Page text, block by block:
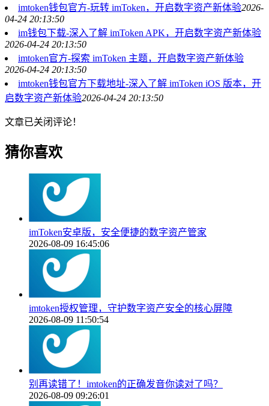
imtoken钱包官方-玩转 imToken，开启数字资产新体验2026-
04-24 20:13:50
im钱包下载-深入了解 imToken APK，开启数字资产新体验
2026-04-24 20:13:50
imtoken官方-探索 imToken 主题，开启数字资产新体验
2026-04-24 20:13:50
imtoken钱包官方下载地址-深入了解 imToken iOS 版本，开
启数字资产新体验2026-04-24 20:13:50
文章已关闭评论！
猜你喜欢
imToken安卓版，安全便捷的数字资产管家
2026-08-09 16:45:06
imtoken授权管理，守护数字资产安全的核心屏障
2026-08-09 11:50:54
别再读错了！imtoken的正确发音你读对了吗？
2026-08-09 09:26:01